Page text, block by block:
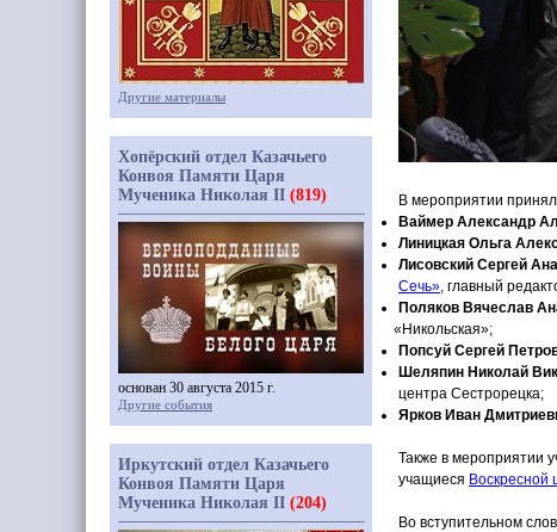
В мероприятии
Ваймер Александр
Линицкая Ольга
Лисовский Сергей
Сечь», главный
Поляков Вячеслав
«Никольская»;
Попсуй Сергей
Шеляпин Николай
центра Сестрорецка;
Ярков Иван
Также в мероприятии
учащиеся Воскресной
Во вступительном
Другие материалы
Хопёрский отдел Казачьего
Конвоя Памяти Царя
Мученика Николая II (819)
основан 30 августа 2015 г.
Другие события
Иркутский отдел Казачьего
Конвоя Памяти Царя
Мученика Николая II (204)